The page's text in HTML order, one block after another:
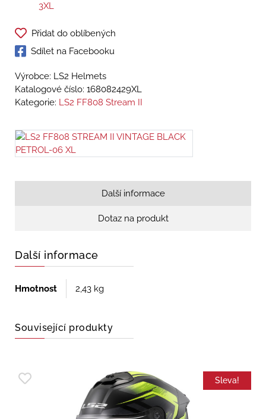
3XL
Přidat do oblíbených
Sdílet na Facebooku
Výrobce: LS2 Helmets
Katalogové číslo: 168082429XL
Kategorie: LS2 FF808 Stream II
Další informace
Dotaz na produkt
Další informace
Hmotnost 2,43 kg
Související produkty
Sleva!